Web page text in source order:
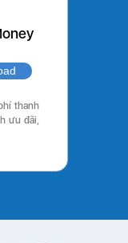
thanh
ưu đãi,